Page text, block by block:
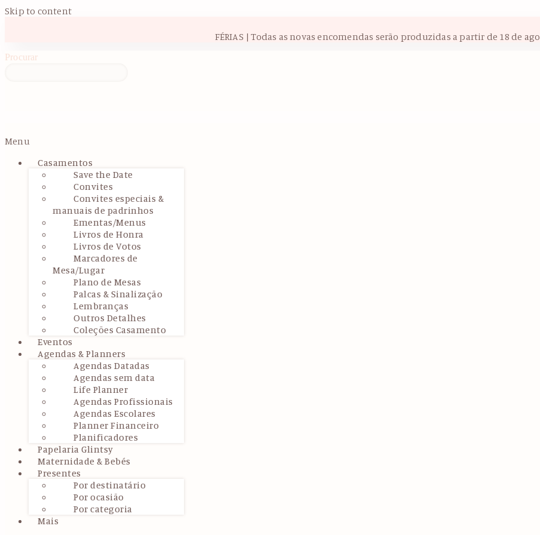
Skip to content
FÉRIAS | Todas as novas encomendas serão produzidas a partir de 18 de
Procurar
Menu
Casamentos
Save the Date
Convites
Convites especiais &
manuais de padrinhos
Ementas/Menus
Livros de Honra
Livros de Votos
Marcadores de
Mesa/Lugar
Plano de Mesas
Palcas & Sinalização
Lembranças
Outros Detalhes
Coleções Casamento
Eventos
Agendas & Planners
Agendas Datadas
Agendas sem data
Life Planner
Agendas Profissionais
Agendas Escolares
Planner Financeiro
Planificadores
Papelaria Glintsy
Maternidade & Bebés
Presentes
Por destinatário
Por ocasião
Por categoria
Mais